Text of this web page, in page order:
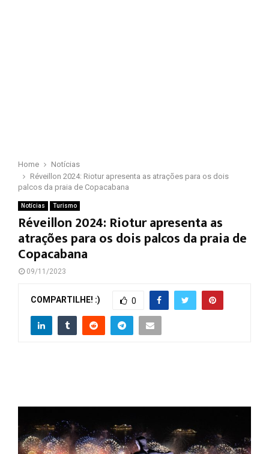
Home
Notícias
Réveillon 2024: Riotur apresenta as atrações para os dois
palcos da praia de Copacabana
Notícias Turismo
Réveillon 2024: Riotur apresenta as
atrações para os dois palcos da praia de
Copacabana
09/11/2023
COMPARTILHE! :) 0